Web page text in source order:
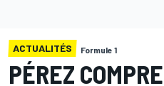
ACTUALITÉS Formule 1
PÉREZ